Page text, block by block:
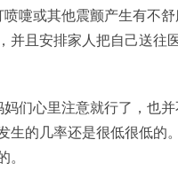
喷嚏或其他震颤产生有不
并且安排家人把自己送往
们心里注意就行了，也
生的几率还是很低很低的
。